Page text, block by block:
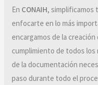
En CONAIH, simplificamos
enfocarte en lo más
encargamos de la
cumplimiento de todos los
de la documentación
paso durante todo el